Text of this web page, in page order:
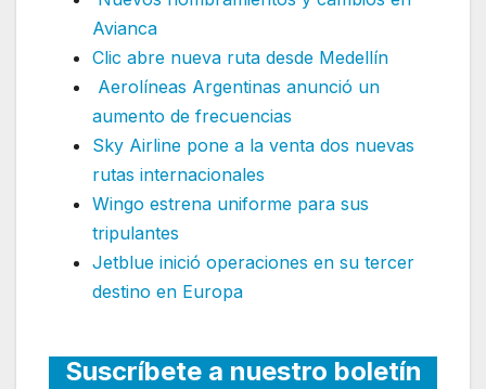
Avianca
Clic abre nueva ruta desde Medellín
Aerolíneas Argentinas anunció un
aumento de frecuencias
Sky Airline pone a la venta dos nuevas
rutas internacionales
Wingo estrena uniforme para sus
tripulantes
Jetblue inició operaciones en su tercer
destino en Europa
Suscríbete a nuestro boletín